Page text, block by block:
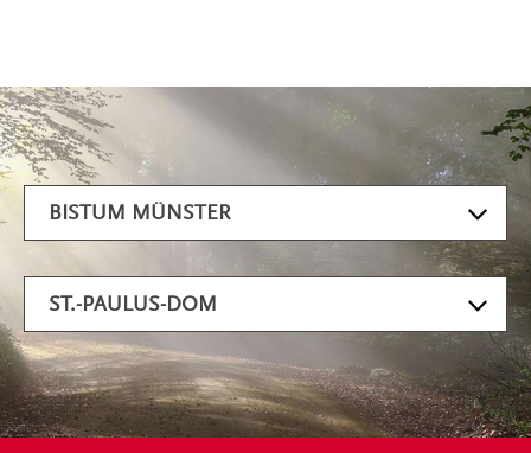
Artikel filtern
BISTUM MÜNSTER
ST.-PAULUS-DOM